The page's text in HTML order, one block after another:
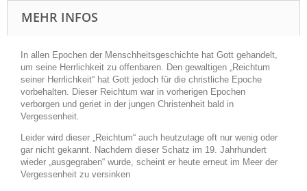
MEHR INFOS
In allen Epochen der Menschheitsgeschichte hat Gott gehandelt,
um seine Herrlichkeit zu offenbaren. Den gewaltigen „Reichtum
seiner Herrlichkeit“ hat Gott jedoch für die christliche Epoche
vorbehalten. Dieser Reichtum war in vorherigen Epochen
verborgen und geriet in der jungen Christenheit bald in
Vergessenheit.
Leider wird dieser „Reichtum“ auch heutzutage oft nur wenig oder
gar nicht gekannt. Nachdem dieser Schatz im 19. Jahrhundert
wieder „ausgegraben“ wurde, scheint er heute erneut im Meer der
Vergessenheit zu versinken